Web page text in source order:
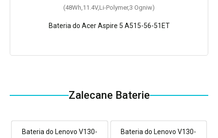
(48Wh,11.4V,Li-Polymer,3 Ogniw)
Bateria do Acer Aspire 5 A515-56-51ET
Zalecane Baterie
Bateria do Lenovo V130-
Bateria do Lenovo V130-